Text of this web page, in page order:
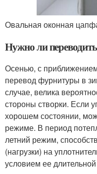
Овальная оконная
Нужно ли
Осенью, с
перевод фурнитуры в
случае, велика
стороны створки. Если
хорошем состоянии,
режиме. В период
летний режим,
(нагрузки) на
условием ее